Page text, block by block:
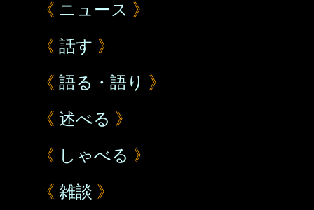
《 ニュース 》
《 話す 》
《 語る・語り 》
《 述べる 》
《 しゃべる 》
《 雑談 》